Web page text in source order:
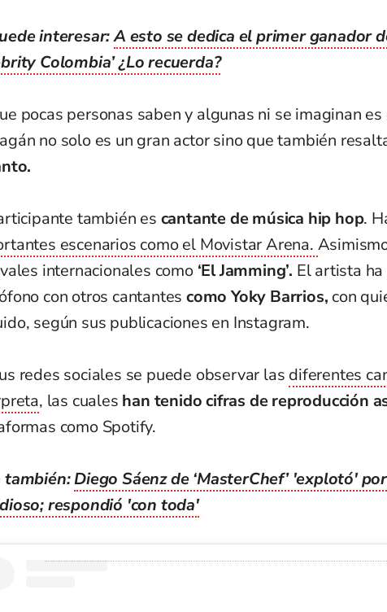
interesar:A esto se dedica el primer ganador
Colombia’ ¿Lo recuerda?
pocas personas saben y algunas ni se imaginan es
no solo es un gran actor sino que también
también es cantante de música hip hop.
escenarios como el Movistar Arena.
internacionales como ‘El Jamming’. El artista
con otros cantantescomo Yoky Barrios, con
según sus publicaciones en Instagram.
redes sociales se puede observar las diferentes
, las cuales han tenido cifras de reproducción
como Spotify.
también:Diego Sáenz de ‘MasterChef’ 'explotó'
respondió 'con toda'